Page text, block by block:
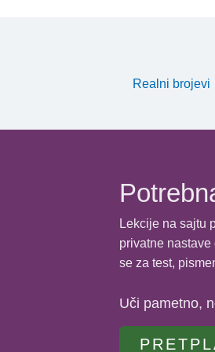
Primena
Primena
Realni brojevi
Lekcije na sajtu
privatne
se za test,
Uči pametno,